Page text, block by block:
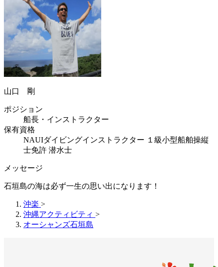
山口 剛
ポジション
船長・インストラクター
保有資格
NAUIダイビングインストラクター １級小型船舶操縦
士免許 潜水士
メッセージ
石垣島の海は必ず一生の思い出になります！
沖楽 >
沖縄アクティビティ >
オーシャンズ石垣島